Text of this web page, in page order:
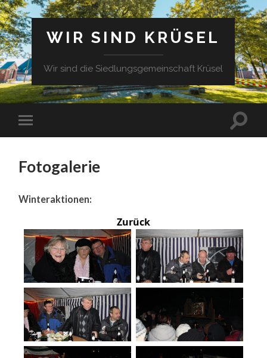
WIR SIND KRÜSEL
Wir sind die Siedlungsgemeinschaft Krüsel
Fotogalerie
Winteraktionen:
Zurück